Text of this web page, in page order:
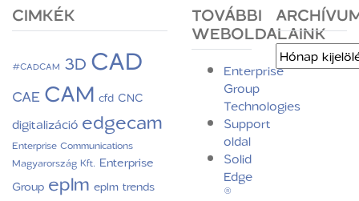
CIMKÉK
#CADCAM 3DCAD
CAE CAM cfd CNC
digitalizáció edgecam
Enterprise Communications
Magyarország Kft. Enterprise
Group eplm eplm trends
TOVÁBBI
WEBOLDALAINK
Enterprise
Group
Technologies
Support
oldal
Solid
Edge
®
Archívum